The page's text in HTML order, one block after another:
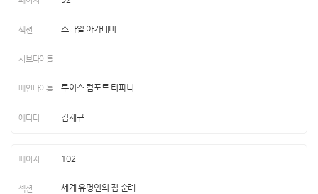
스타일 아카데미
루이스 컴포트 티파니
김재규
102
세계 유명인의 집 순례